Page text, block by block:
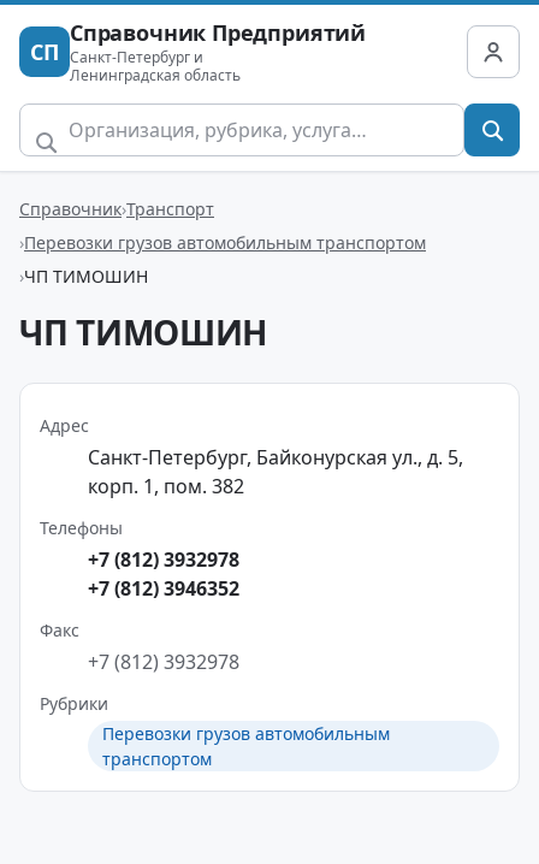
СП
Справочник Предприятий
Санкт-Петербург и
Ленинградская область
Справочник Транспорт
Перевозки грузов автомобильным транспортом
ЧП ТИМОШИН
ЧП ТИМОШИН
Адрес
Санкт-Петербург, Байконурская ул., д. 5,
корп. 1, пом. 382
Телефоны
+7 (812) 3932978
+7 (812) 3946352
Факс
+7 (812) 3932978
Рубрики
Перевозки грузов автомобильным
транспортом